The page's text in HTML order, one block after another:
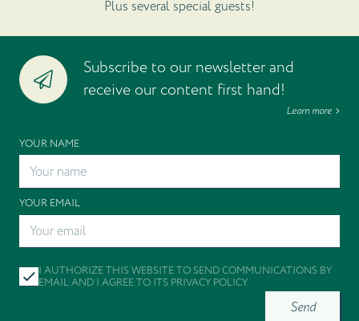
Plus several special guests!
Subscribe to our newsletter and
receive our content first hand!
Learn more
YOUR NAME
YOUR EMAIL
I AUTHORIZE THIS WEBSITE TO SEND COMMUNICATIONS BY
EMAIL AND I AGREE TO ITS PRIVACY POLICY.
Send